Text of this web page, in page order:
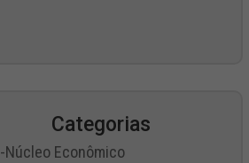
Categorias
-Núcleo Econômico